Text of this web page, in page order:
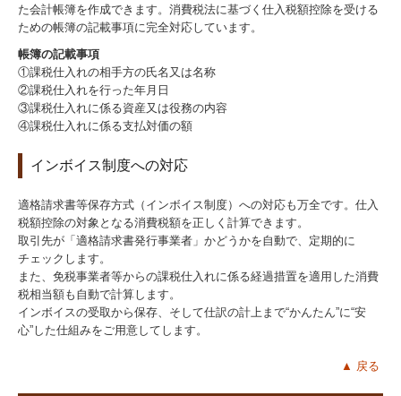
た会計帳簿を作成できます。消費税法に基づく仕入税額控除を受ける
ための帳簿の記載事項に完全対応しています。
帳簿の記載事項
①課税仕入れの相手方の氏名又は名称
②課税仕入れを行った年月日
③課税仕入れに係る資産又は役務の内容
④課税仕入れに係る支払対価の額
インボイス制度への対応
適格請求書等保存方式（インボイス制度）への対応も万全です。仕入
税額控除の対象となる消費税額を正しく計算できます。
取引先が「適格請求書発行事業者」かどうかを自動で、定期的に
チェックします。
また、免税事業者等からの課税仕入れに係る経過措置を適用した消費
税相当額も自動で計算します。
インボイスの受取から保存、そして仕訳の計上まで“かんたん”に“安
心”した仕組みをご用意してします。
▲ 戻る